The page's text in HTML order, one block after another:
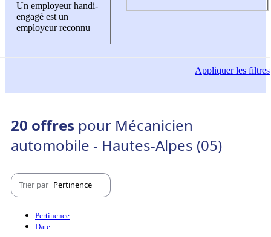
Un employeur handi-
engagé est un
employeur reconnu
Appliquerles filtres
20 offres pour Mécanicien
automobile - Hautes-Alpes (05)
Trier par Pertinence
Pertinence
Date